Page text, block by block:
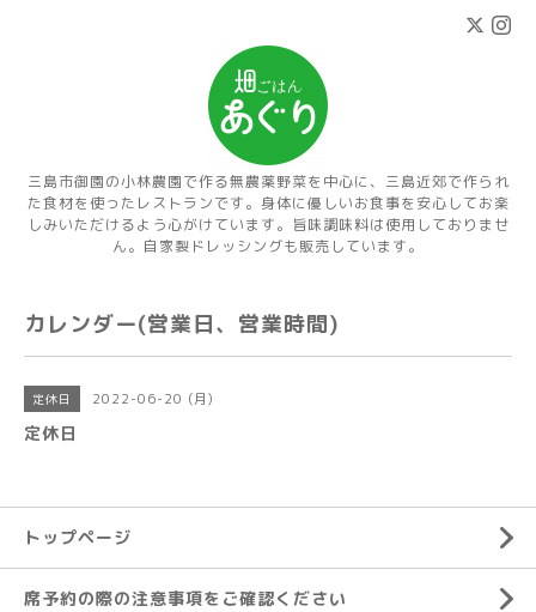
三島市御園の小林農園で作る無農薬野菜を中心に、三島近郊で作られ
た食材を使ったレストランです。身体に優しいお食事を安心してお楽
しみいただけるよう心がけています。旨味調味料は使用しておりませ
ん。自家製ドレッシングも販売しています。
カレンダー(営業日、営業時間)
定休日 2022-06-20 (月)
定休日
トップページ
席予約の際の注意事項をご確認ください